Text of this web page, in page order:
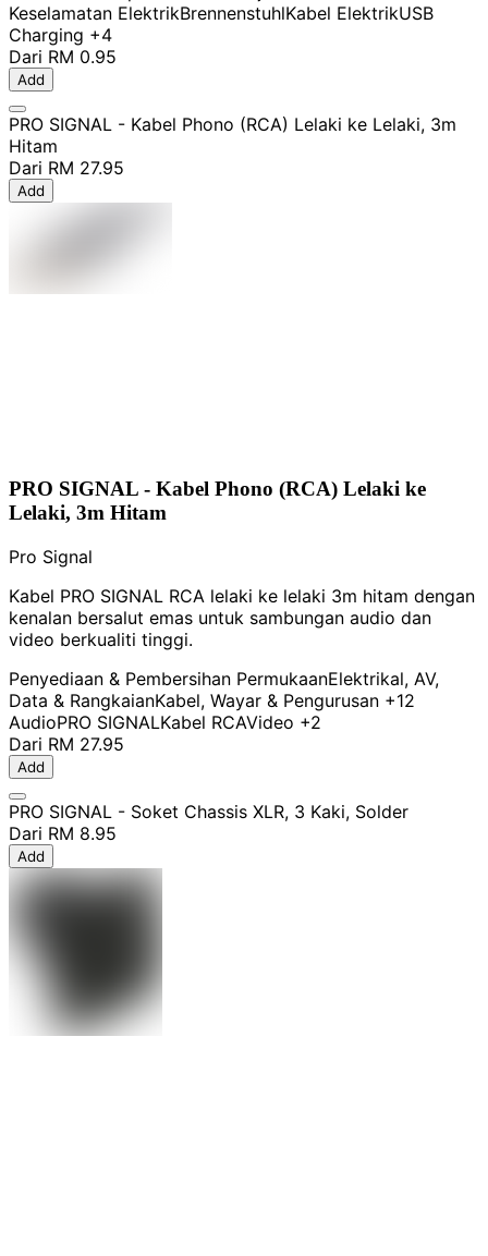
Keselamatan ElektrikBrennenstuhlKabel ElektrikUSB
Charging +4
Dari RM 0.95
Add
PRO SIGNAL - Kabel Phono (RCA) Lelaki ke Lelaki, 3m
Hitam
Dari RM 27.95
Add
PRO SIGNAL - Kabel Phono (RCA) Lelaki ke
Lelaki, 3m Hitam
Pro Signal
Kabel PRO SIGNAL RCA lelaki ke lelaki 3m hitam dengan
kenalan bersalut emas untuk sambungan audio dan
video berkualiti tinggi.
Penyediaan & Pembersihan PermukaanElektrikal, AV,
Data & RangkaianKabel, Wayar & Pengurusan +12
AudioPRO SIGNALKabel RCAVideo +2
Dari RM 27.95
Add
PRO SIGNAL - Soket Chassis XLR, 3 Kaki, Solder
Dari RM 8.95
Add